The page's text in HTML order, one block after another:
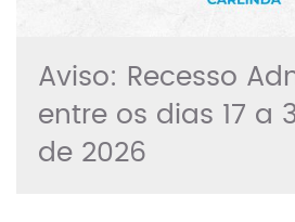
Aviso: Recesso
entre os dias 17 a
de 2026